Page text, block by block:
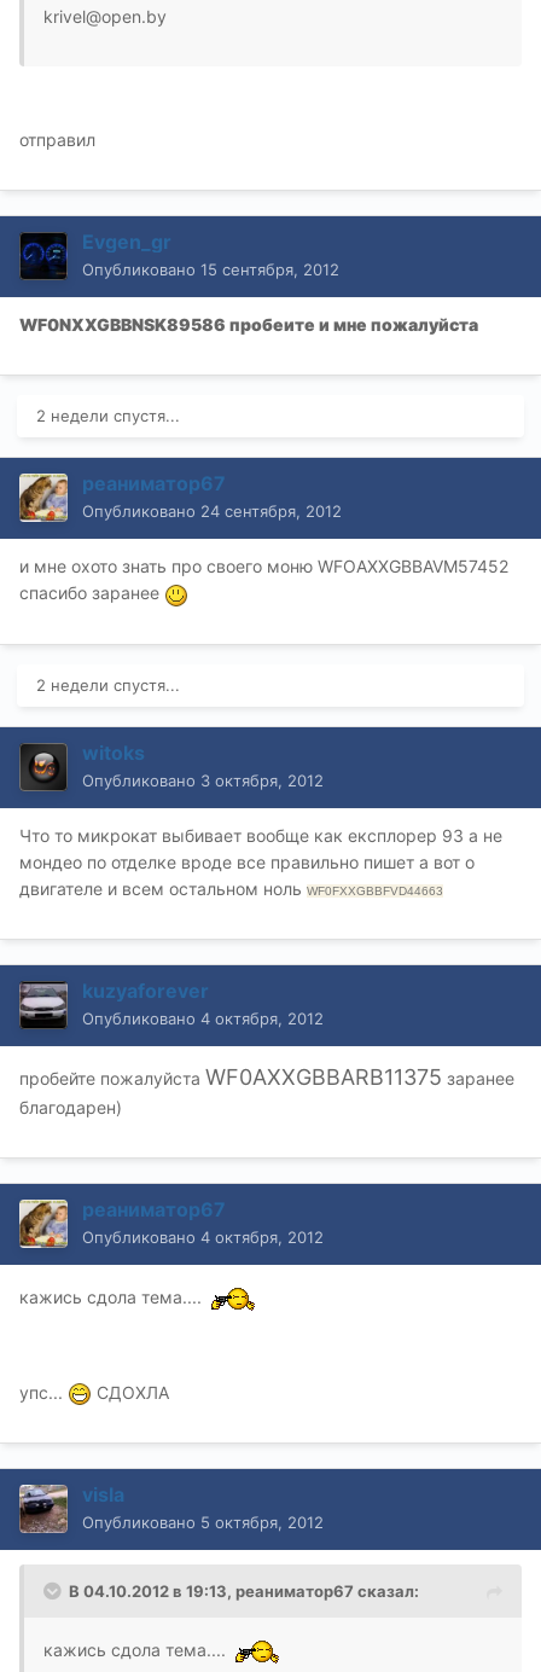
krivel@open.by
отправил
Evgen_gr
Опубликовано 15 сентября, 2012
WF0NXXGBBNSK89586 пробеите и мне пожалуйста
2 недели спустя...
реаниматор67
Опубликовано 24 сентября, 2012
и мне охото знать про своего моню WFOAXXGBBAVM57452
спасибо заранее
2 недели спустя...
witoks
Опубликовано 3 октября, 2012
Что то микрокат выбивает вообще как експлорер 93 а не
мондео по отделке вроде все правильно пишет а вот о
двигателе и всем остальном ноль WF0FXXGBBFVD44663
kuzyaforever
Опубликовано 4 октября, 2012
пробейте пожалуйста WF0AXXGBBARB11375 заранее
благодарен)
реаниматор67
Опубликовано 4 октября, 2012
кажись сдола тема....
упс... СДОХЛА
visla
Опубликовано 5 октября, 2012
В 04.10.2012 в 19:13, реаниматор67 сказал:
кажись сдола тема....